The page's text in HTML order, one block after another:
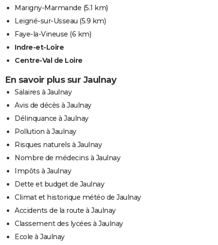
Marigny-Marmande (5.1 km)
Leigné-sur-Usseau (5.9 km)
Faye-la-Vineuse (6 km)
Indre-et-Loire
Centre-Val de Loire
En savoir plus sur Jaulnay
Salaires à Jaulnay
Avis de décès à Jaulnay
Délinquance à Jaulnay
Pollution à Jaulnay
Risques naturels à Jaulnay
Nombre de médecins à Jaulnay
Impôts à Jaulnay
Dette et budget de Jaulnay
Climat et historique météo de Jaulnay
Accidents de la route à Jaulnay
Classement des lycées à Jaulnay
Ecole à Jaulnay